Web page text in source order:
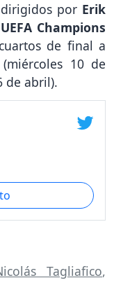
por Erik
UEFA Champions
de final a
10 de
de abril).
Tagliafico,